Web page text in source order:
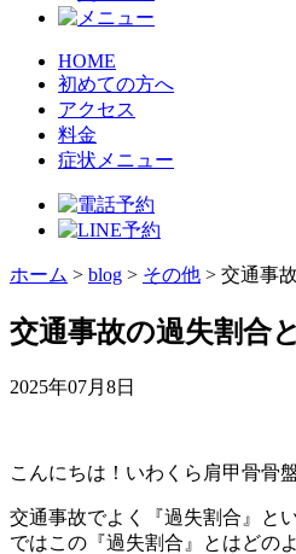
HOME
初めての方へ
アクセス
料金
症状メニュー
ホーム > blog > その他 > 交通事
交通事故の過失割合
2025年07月8日
こんにちは！いわくら肩甲骨骨
交通事故でよく『過失割合』と
ではこの『過失割合』とはどの